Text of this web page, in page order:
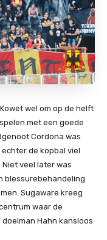
wel om op de helft
met een goede
Cordona was
de kopbal viel
veel later was
blessurebehandeling
Sugaware kreeg
waar de
Hahn kansloos